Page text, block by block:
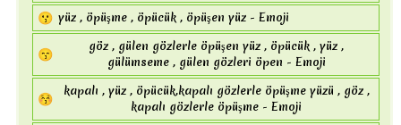
🐾 ayaklar , pençe , print , pençe izleri - Emoji
🦃 kuş , türkiye - Emoji
🐔 kuş , tavuk - Emoji
🐓 kuş , horoz - Emoji
😗 yüz , öpüşme , öpücük , öpüşen yüz - Emoji
😙
göz , gülen gözlerle öpüşen yüz , öpücük , yüz ,
gülümseme , gülen gözleri öpen - Emoji
😚
kapalı , yüz , öpücük,kapalı gözlerle öpüşme yüzü , göz ,
kapalı gözlerle öpüşme - Emoji